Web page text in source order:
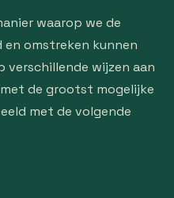
waarop we de
en omstreken kunnen
verschillende wijzen aan
de grootst mogelijke
met de volgende